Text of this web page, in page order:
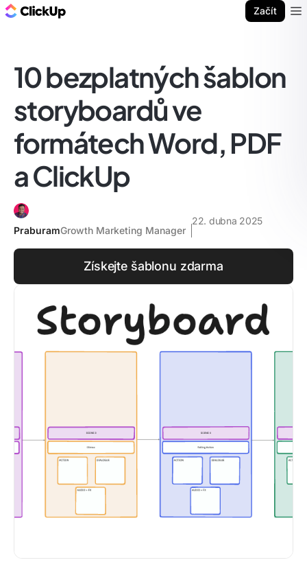
Začít
10 bezplatných šablon
storyboardů ve
formátech Word, PDF
a ClickUp
PraburamGrowth Marketing Manager
22. dubna 2025
Získejte šablonu zdarma